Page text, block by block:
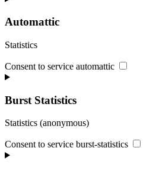
Automattic
Statistics
Consent to service automattic
Burst Statistics
Statistics (anonymous)
Consent to service burst-statistics